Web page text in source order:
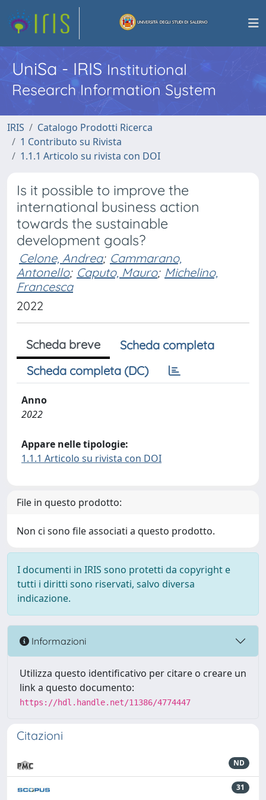
UniSa - IRISInstitutional
Research Information System
IRIS
Catalogo Prodotti Ricerca
1 Contributo su Rivista
1.1.1 Articolo su rivista con DOI
Is it possible to improve the
international business action
towards the sustainable
development goals?
Celone, Andrea; Cammarano,
Antonello; Caputo, Mauro; Michelino,
Francesca
2022
Scheda breve
Scheda completa
Scheda completa (DC)
Anno
2022
Appare nelle tipologie:
1.1.1 Articolo su rivista con DOI
File in questo prodotto:
Non ci sono file associati a questo prodotto.
I documenti in IRIS sono protetti da copyright e
tutti i diritti sono riservati, salvo diversa
indicazione.
Informazioni
Utilizza questo identificativo per citare o creare un
link a questo documento:
https://hdl.handle.net/11386/4774447
Citazioni
ND
31